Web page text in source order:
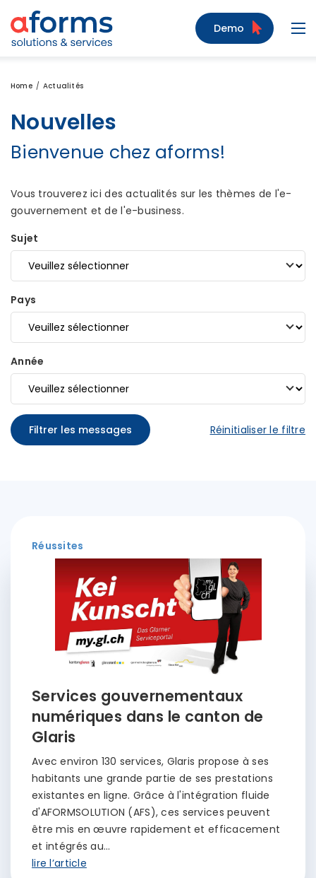
Zum Inhalt
Zum Menü
Zur Suche
Demo
Home Actualités
Nouvelles
Bienvenue chez aforms!
Vous trouverez ici des actualités sur les thèmes de l'e-
gouvernement et de l'e-business.
Sujet
Pays
Année
Filtrer les messages Réinitialiser le filtre
Réussites
Services gouvernementaux
numériques dans le canton de
Glaris
Avec environ 130 services, Glaris propose à ses
habitants une grande partie de ses prestations
existantes en ligne. Grâce à l'intégration fluide
d'AFORMSOLUTION (AFS), ces services peuvent
être mis en œuvre rapidement et efficacement
et intégrés au…
lire l’article